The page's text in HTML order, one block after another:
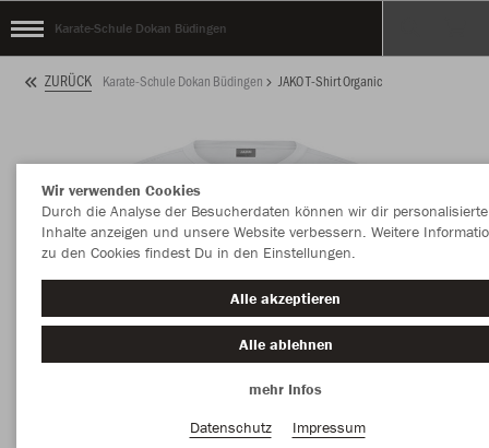
Karate-Schule Dokan Büdingen
ZURÜCK Karate-Schule Dokan Büdingen JAKO T-Shirt Organic
Wir verwenden Cookies
Durch die Analyse der Besucherdaten können wir dir personalisierte
Inhalte anzeigen und unsere Website verbessern. Weitere
zu den Cookies findest Du in den Einstellungen.
Alle akzeptieren
Alle ablehnen
mehr Infos
Datenschutz
Impressum